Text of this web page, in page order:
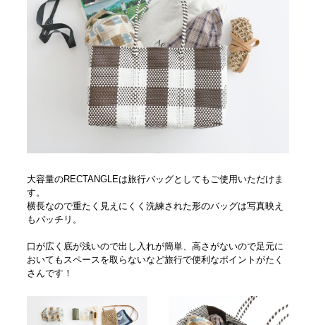
大容量のRECTANGLEは旅行バッグとしてもご使用いただけま
す。
横長なので重たく見えにくく洗練された形のバッグは写真映え
もバッチリ。
口が広く底が浅いので出し入れが簡単、高さがないので足元に
おいてもスペースを取らないなど旅行で便利なポイントがたく
さんです！